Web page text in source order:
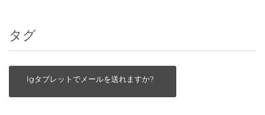
タグ
lgタブレットでメールを送れますか?